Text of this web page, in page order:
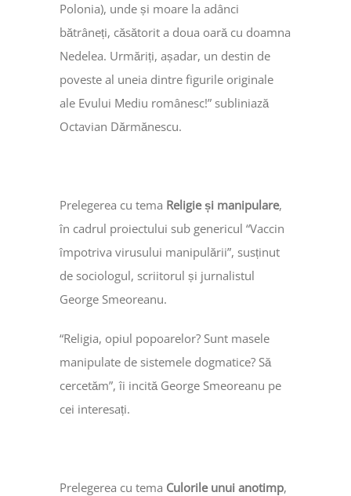
Polonia), unde și moare la adânci
bătrâneți, căsătorit a doua oară cu doamna
Nedelea. Urmăriți, așadar, un destin de
poveste al uneia dintre figurile originale
ale Evului Mediu românesc!” subliniază
Octavian Dărmănescu.
Prelegerea cu tema Religie și manipulare,
în cadrul proiectului sub genericul “Vaccin
împotriva virusului manipulării”, susținut
de sociologul, scriitorul și jurnalistul
George Smeoreanu.
“Religia, opiul popoarelor? Sunt masele
manipulate de sistemele dogmatice? Să
cercetăm”, îi incită George Smeoreanu pe
cei interesați.
Prelegerea cu tema Culorile unui anotimp,